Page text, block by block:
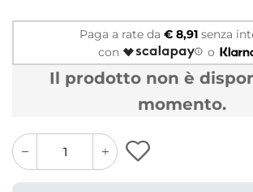
Paga a rate da € 8,91 senza
con
o
Il prodotto non è
momento.
quantity
button
quantity
minus
button